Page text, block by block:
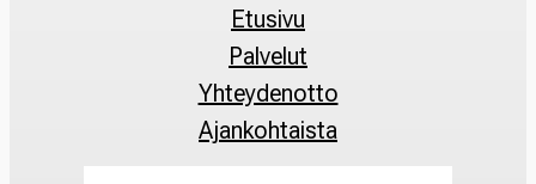
Etusivu
Palvelut
Yhteydenotto
Ajankohtaista